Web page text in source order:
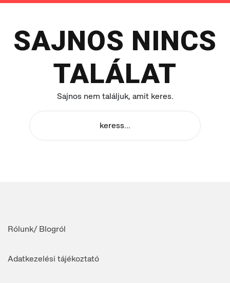
SAJNOS NINCS
TALÁLAT
Sajnos nem találjuk, amit keres.
Rólunk/ Blogról
Adatkezelési tájékoztató